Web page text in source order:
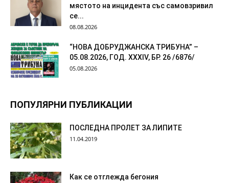
мястото на инцидента със самовзривил
се...
08.08.2026
“НОВА ДОБРУДЖАНСКА ТРИБУНА” –
05.08.2026, ГОД. XXХIV, БР. 26 /6876/
05.08.2026
ПОПУЛЯРНИ ПУБЛИКАЦИИ
ПОСЛЕДНА ПРОЛЕТ ЗА ЛИПИТЕ
11.04.2019
Как се отглежда бегония